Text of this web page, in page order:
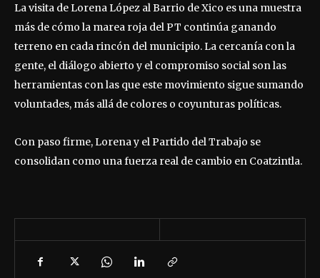
La visita de Lorena López al Barrio de Xico es una muestra
más de cómo la marea roja del PT continúa ganando
terreno en cada rincón del municipio. La cercanía con la
gente, el diálogo abierto y el compromiso social son las
herramientas con las que este movimiento sigue sumando
voluntades, más allá de colores o coyunturas políticas.
Con paso firme, Lorena y el Partido del Trabajo se
consolidan como una fuerza real de cambio en Coatzintla.